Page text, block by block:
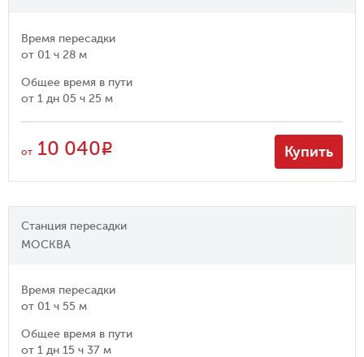
Время пересадки
от 01 ч 28 м
Общее время в пути
от 1 дн 05 ч 25 м
от 10 040R Купить
Станция пересадки
МОСКВА
Время пересадки
от 01 ч 55 м
Общее время в пути
от 1 дн 15 ч 37 м